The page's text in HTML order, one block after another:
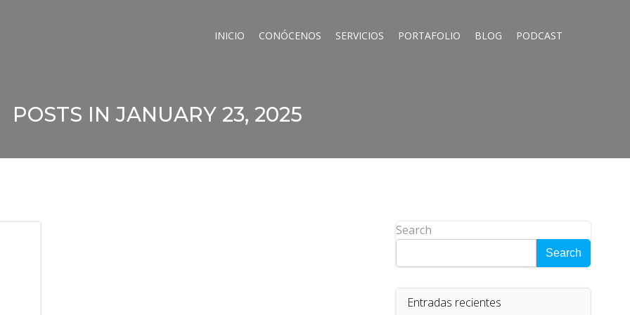
INICIO CONÓCENOS SERVICIOS PORTAFOLIO BLOG PODCAST
POSTS IN JANUARY 23, 2025
Search
Search
Entradas recientes